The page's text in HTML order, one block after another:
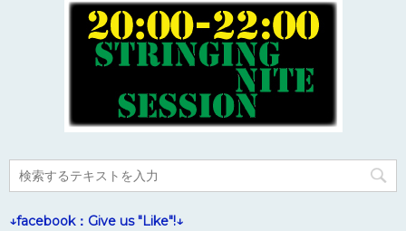
↓facebook：Give us "Like"!↓